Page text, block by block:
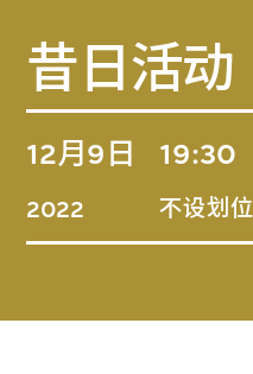
昔日活动
12月9日
2022
19:30
不设划位